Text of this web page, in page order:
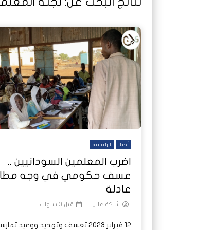
عملتان وتطبيق مصرفي واحد.. كيف
تشظى النظام المصرفي في حرب
السودان؟
عملتان وتطبيق مصرفي واحد.. كيف
تشظى النظام المصرفي في حرب
السودان؟
أخبار الرئيسية
اضرب المعلمين السودانيين ..
عسف حكومي في وجه
عادلة
شبكة عاين قبل 3 سنوات
12 فبراير 2023 تعسف وتهديد ووعيد